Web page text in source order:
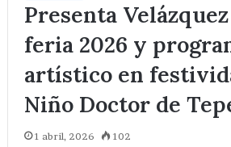
Presenta
feria 2026 y
artístico en
Niño Doctor de
1 abril, 2026 102